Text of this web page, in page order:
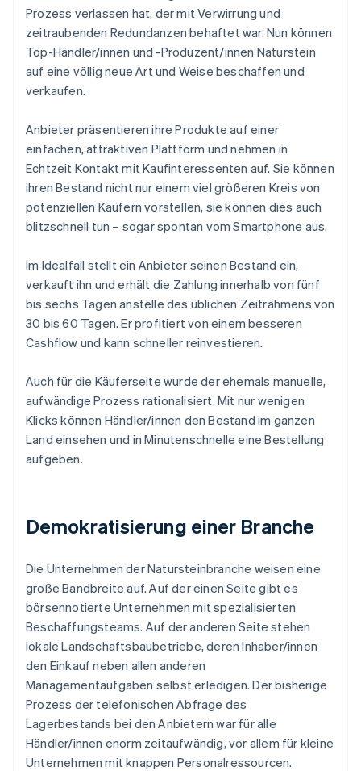
Prozess verlassen hat, der mit Verwirrung und
zeitraubenden Redundanzen behaftet war. Nun können
Top-Händler/innen und -Produzent/innen Naturstein
auf eine völlig neue Art und Weise beschaffen und
verkaufen.
Anbieter präsentieren ihre Produkte auf einer
einfachen, attraktiven Plattform und nehmen in
Echtzeit Kontakt mit Kaufinteressenten auf. Sie können
ihren Bestand nicht nur einem viel größeren Kreis von
potenziellen Käufern vorstellen, sie können dies auch
blitzschnell tun – sogar spontan vom Smartphone aus.
Im Idealfall stellt ein Anbieter seinen Bestand ein,
verkauft ihn und erhält die Zahlung innerhalb von fünf
bis sechs Tagen anstelle des üblichen Zeitrahmens von
30 bis 60 Tagen. Er profitiert von einem besseren
Cashflow und kann schneller reinvestieren.
Auch für die Käuferseite wurde der ehemals manuelle,
aufwändige Prozess rationalisiert. Mit nur wenigen
Klicks können Händler/innen den Bestand im ganzen
Land einsehen und in Minutenschnelle eine Bestellung
aufgeben.
Demokratisierung einer Branche
Die Unternehmen der Natursteinbranche weisen eine
große Bandbreite auf. Auf der einen Seite gibt es
börsennotierte Unternehmen mit spezialisierten
Beschaffungsteams. Auf der anderen Seite stehen
lokale Landschaftsbaubetriebe, deren Inhaber/innen
den Einkauf neben allen anderen
Managementaufgaben selbst erledigen. Der bisherige
Prozess der telefonischen Abfrage des
Lagerbestands bei den Anbietern war für alle
Händler/innen enorm zeitaufwändig, vor allem für kleine
Unternehmen mit knappen Personalressourcen.